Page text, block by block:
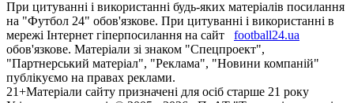
При цитуванні і використанні будь-яких матеріалів посилання
на "Футбол 24" обов'язкове. При цитуванні і використанні в
мережі Інтернет гіперпосилання на сайт
football24.ua
обов'язкове. Матеріали зі знаком "Спецпроект",
"Партнерський матеріал", "Реклама", "Новини компаній"
публікуємо на правах реклами.
21+Матеріали сайту призначені для осіб старше 21 року